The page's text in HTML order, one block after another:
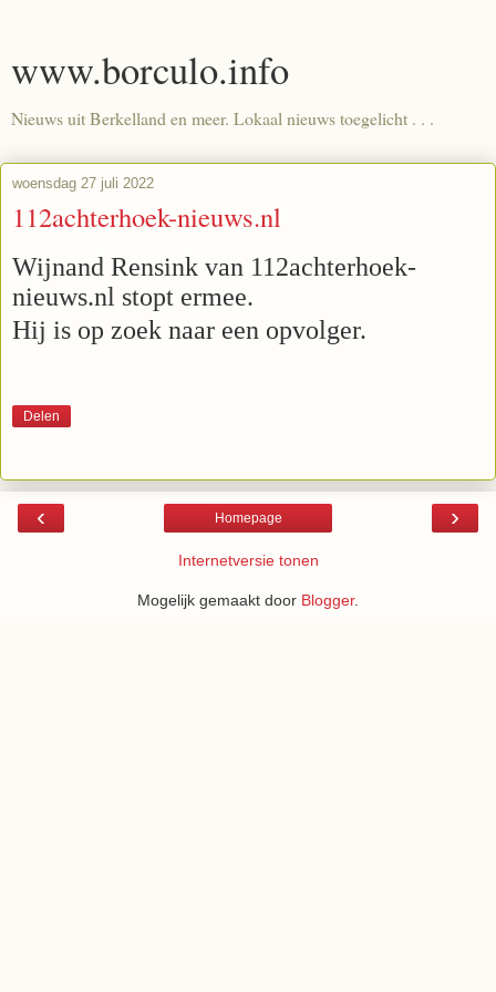
www.borculo.info
Nieuws uit Berkelland en meer. Lokaal nieuws toegelicht . . .
woensdag 27 juli 2022
112achterhoek-nieuws.nl
Wijnand Rensink van 112achterhoek-
nieuws.nl stopt ermee.
Hij is op zoek naar een opvolger.
Delen
‹ ›
Homepage
Internetversie tonen
Mogelijk gemaakt door Blogger.